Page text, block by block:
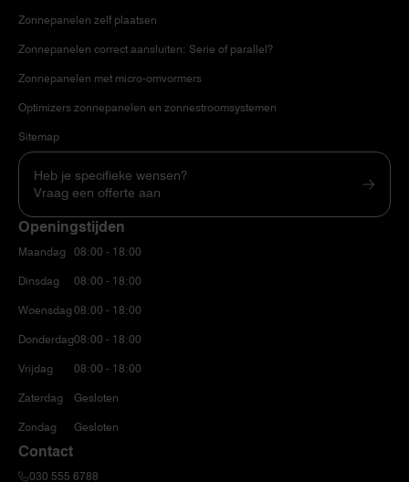
Zonnepanelen zelf plaatsen
Zonnepanelen correct aansluiten: Serie of parallel?
Zonnepanelen met micro-omvormers
Optimizers zonnepanelen en zonnestroomsystemen
Sitemap
Heb je specifieke wensen?
Vraag een offerte aan
Openingstijden
Maandag
Dinsdag
Woensdag
Donderdag
Vrijdag
Zaterdag
Zondag
08:00 - 18:00
08:00 - 18:00
08:00 - 18:00
08:00 - 18:00
08:00 - 18:00
Gesloten
Gesloten
Contact
030 555 6788